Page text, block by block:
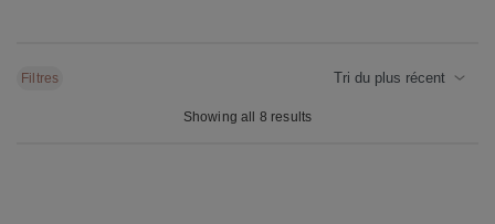
Filtres
Showing all 8 results